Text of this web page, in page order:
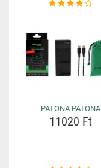
PATONA PATONA
11020 Ft